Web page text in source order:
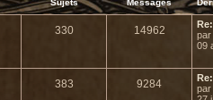
Sujets Messages
330 14962
par
09
383 9284
par